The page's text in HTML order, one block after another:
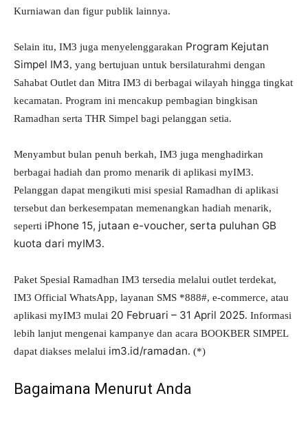
Kurniawan dan figur publik lainnya.
Selain itu, IM3 juga menyelenggarakan Program Kejutan
Simpel IM3, yang bertujuan untuk bersilaturahmi dengan
Sahabat Outlet dan Mitra IM3 di berbagai wilayah hingga tingkat
kecamatan. Program ini mencakup pembagian bingkisan
Ramadhan serta THR Simpel bagi pelanggan setia.
Menyambut bulan penuh berkah, IM3 juga menghadirkan
berbagai hadiah dan promo menarik di aplikasi myIM3.
Pelanggan dapat mengikuti misi spesial Ramadhan di aplikasi
tersebut dan berkesempatan memenangkan hadiah menarik,
seperti iPhone 15, jutaan e-voucher, serta puluhan GB
kuota dari myIM3.
Paket Spesial Ramadhan IM3 tersedia melalui outlet terdekat,
IM3 Official WhatsApp, layanan SMS *888#, e-commerce, atau
aplikasi myIM3 mulai 20 Februari – 31 April 2025. Informasi
lebih lanjut mengenai kampanye dan acara BOOKBER SIMPEL
dapat diakses melalui im3.id/ramadan. (*)
Bagaimana Menurut Anda